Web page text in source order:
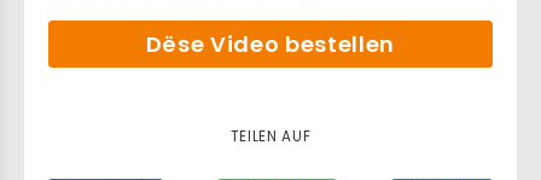
Dëse Video bestellen
TEILEN AUF